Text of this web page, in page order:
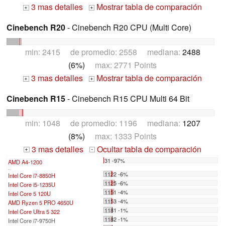
+ 3 mas detalles +
Mostrar tabla de comparación
Cinebench R20- Cinebench R20 CPU (Multi Core)
min: 2415 de promedio: 2558 mediana: 2488
(6%) max: 2771 Points
+ 3 mas detalles +
Mostrar tabla de comparación
Cinebench R15- Cinebench R15 CPU Multi 64 Bit
min: 1048 de promedio: 1196 mediana: 1207
(8%) max: 1333 Points
+ 3 mas detalles - Ocultar tabla de comparación
AMD A4-1200 31 -97%
Intel Core i7-8850H
1122 -6%
Intel Core i5-1235U
1125 -6%
Intel Core 5 120U
1151 -4%
AMD Ryzen 5 PRO 4650U
1153 -4%
Intel Core Ultra 5 322
1181 -1%
Intel Core i7-9750H
1182 -1%